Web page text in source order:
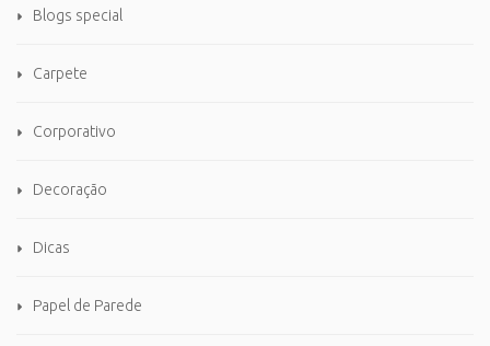
Blogs special
Carpete
Corporativo
Decoração
Dicas
Papel de Parede